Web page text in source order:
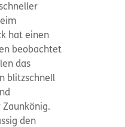
hat einen
beobachtet
das
blitzschnell
Zaunkönig.
den